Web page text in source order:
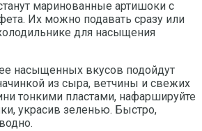
маринованные артишоки с
Их можно подавать сразу или
для насыщения
насыщенных вкусов подойдут
из сыра, ветчины и свежих
тонкими пластами, нафаршируйте
украсив зеленью. Быстро,